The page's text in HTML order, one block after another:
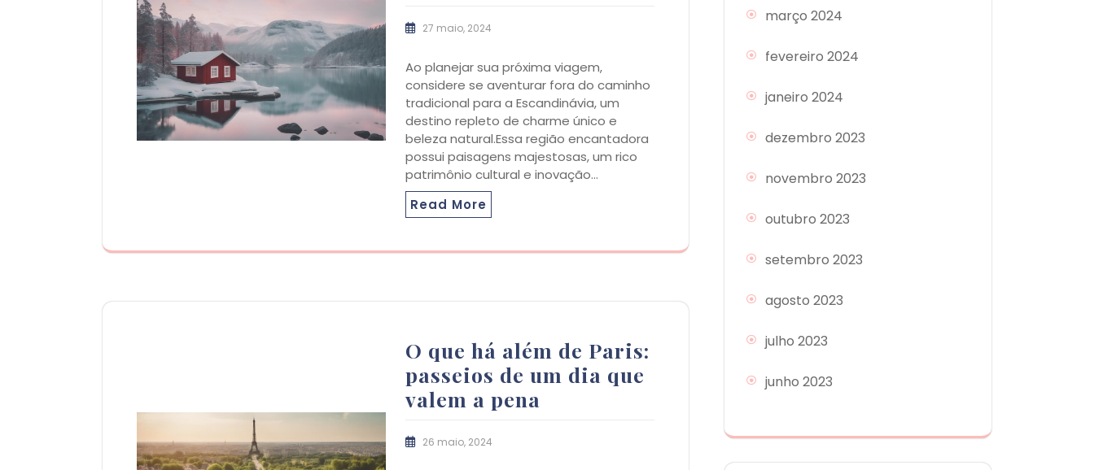
27 maio, 2024
Ao planejar sua próxima viagem,
considere se aventurar fora do caminho
tradicional para a Escandinávia, um
destino repleto de charme único e
beleza natural.Essa região encantadora
possui paisagens majestosas, um rico
patrimônio cultural e inovação…
Read More
O que há além de Paris:
passeios de um dia que
valem a pena
26 maio, 2024
março 2024
fevereiro 2024
janeiro 2024
dezembro 2023
novembro 2023
outubro 2023
setembro 2023
agosto 2023
julho 2023
junho 2023